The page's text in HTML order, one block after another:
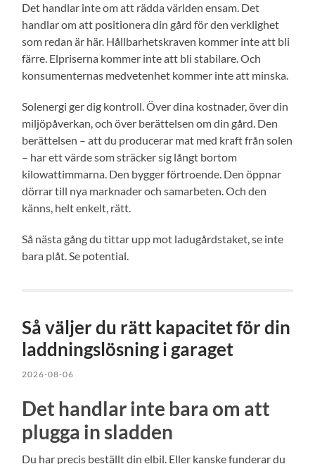
Det handlar inte om att rädda världen ensam. Det
handlar om att positionera din gård för den verklighet
som redan är här. Hållbarhetskraven kommer inte att bli
färre. Elpriserna kommer inte att bli stabilare. Och
konsumenternas medvetenhet kommer inte att minska.
Solenergi ger dig kontroll. Över dina kostnader, över din
miljöpåverkan, och över berättelsen om din gård. Den
berättelsen – att du producerar mat med kraft från solen
– har ett värde som sträcker sig långt bortom
kilowattimmarna. Den bygger förtroende. Den öppnar
dörrar till nya marknader och samarbeten. Och den
känns, helt enkelt, rätt.
Så nästa gång du tittar upp mot ladugårdstaket, se inte
bara plåt. Se potential.
Så väljer du rätt kapacitet för din
laddningslösning i garaget
2026-08-06
Det handlar inte bara om att
plugga in sladden
Du har precis beställt din elbil. Eller kanske funderar du